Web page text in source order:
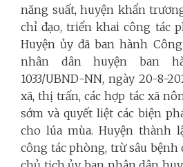
năng suất, huyện khẩn
chỉ đạo, triển khai công tác
Huyện ủy đã ban hành
nhân dân huyện ban
1033/UBND-NN, ngày 20-8-
xã, thị trấn, các hợp tác xã
sớm và quyết liệt các biện
cho lúa mùa. Huyện thành
công tác phòng, trừ sâu bệnh